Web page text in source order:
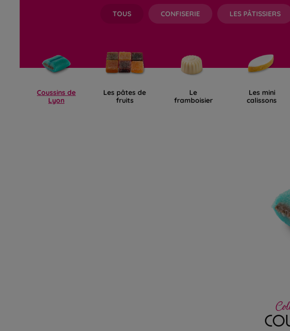
TOUS CONFISERIE LES PÂTISSIERS
Coussins de
Lyon
Les pâtes de
fruits
Le
framboisier
Les mini
calissons